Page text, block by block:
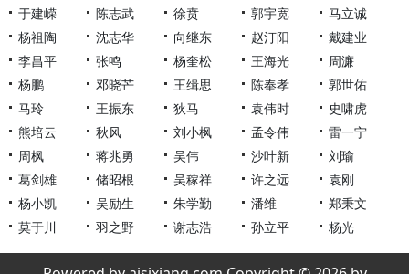
于建嵘
陈志武 徐贲 郭宇宽
马立诚
杨祖陶
沈志华 向继东 赵汀阳
戴建业
李昌平
张鸣 杨奎松 王海光
周濂
杨鹏
邓晓芒 王缉思 陈奉孝
郭世佑
马玲
王振东 狄马 袁伟时
史啸虎
熊培云
秋风 刘小枫 孟令伟
雷一宁
周枫
蒋兆勇 吴伟 沙叶新
刘瑜
葛剑雄
储昭根 吴稼祥 许之远
袁刚
杨小凯
吴励生 朱学勤 潘维
郑秉文
莫于川
羽之野 谢志浩 孙立平 杨光